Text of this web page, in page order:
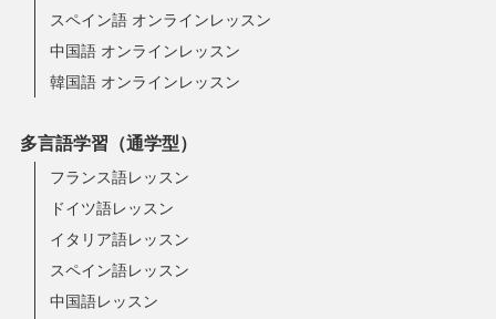
スペイン語 オンラインレッスン
中国語 オンラインレッスン
韓国語 オンラインレッスン
多言語学習（通学型）
フランス語レッスン
ドイツ語レッスン
イタリア語レッスン
スペイン語レッスン
中国語レッスン